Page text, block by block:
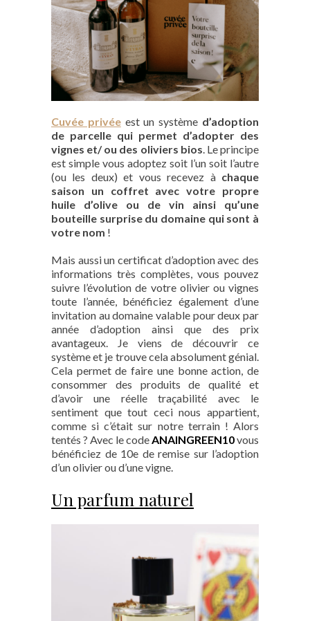
Cuvée privée est un système d’adoption
de parcelle qui permet d’adopter des
vignes et/ ou des oliviers bios. Le principe
est simple vous adoptez soit l’un soit l’autre
(ou les deux) et vous recevez à chaque
saison un coffret avec votre propre
huile d’olive ou de vin ainsi qu’une
bouteille surprise du domaine qui sont à
votre nom !
Mais aussi un certificat d’adoption avec des
informations très complètes, vous pouvez
suivre l’évolution de votre olivier ou vignes
toute l’année, bénéficiez également d’une
invitation au domaine valable pour deux par
année d’adoption ainsi que des prix
avantageux. Je viens de découvrir ce
système et je trouve cela absolument génial.
Cela permet de faire une bonne action, de
consommer des produits de qualité et
d’avoir une réelle traçabilité avec le
sentiment que tout ceci nous appartient,
comme si c’était sur notre terrain ! Alors
tentés ? Avec le codeANAINGREEN10vous
bénéficiez de 10e de remise sur l’adoption
d’un olivier ou d’une vigne.
Un parfum naturel